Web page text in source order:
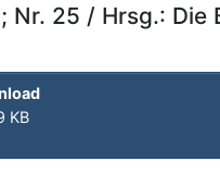
Nr. 25 / Hrsg.:
KB